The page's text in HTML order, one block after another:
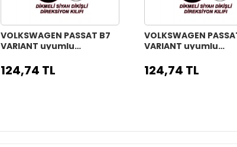
VOLKSWAGEN PASSAT B7
VARIANT uyumlu
direksiyon kılıfı siyah dikiş
124,74 TL
VOLKSWAGEN
VARIANT uyumlu
direksiyon kılıfı
124,74 TL